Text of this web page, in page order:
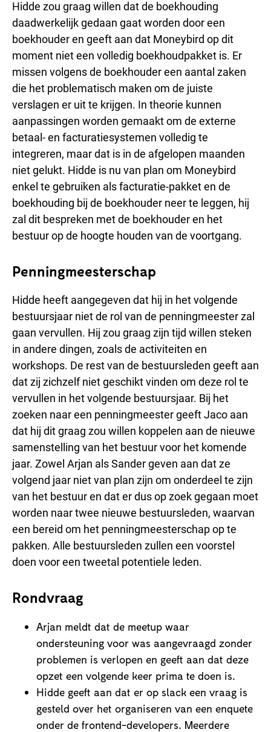
Hidde zou graag willen dat de boekhouding
daadwerkelijk gedaan gaat worden door een
boekhouder en geeft aan dat Moneybird op dit
moment niet een volledig boekhoudpakket is. Er
missen volgens de boekhouder een aantal zaken
die het problematisch maken om de juiste
verslagen er uit te krijgen. In theorie kunnen
aanpassingen worden gemaakt om de externe
betaal- en facturatiesystemen volledig te
integreren, maar dat is in de afgelopen maanden
niet gelukt. Hidde is nu van plan om Moneybird
enkel te gebruiken als facturatie-pakket en de
boekhouding bij de boekhouder neer te leggen, hij
zal dit bespreken met de boekhouder en het
bestuur op de hoogte houden van de voortgang.
Penningmeesterschap
Hidde heeft aangegeven dat hij in het volgende
bestuursjaar niet de rol van de penningmeester zal
gaan vervullen. Hij zou graag zijn tijd willen steken
in andere dingen, zoals de activiteiten en
workshops. De rest van de bestuursleden geeft aan
dat zij zichzelf niet geschikt vinden om deze rol te
vervullen in het volgende bestuursjaar. Bij het
zoeken naar een penningmeester geeft Jaco aan
dat hij dit graag zou willen koppelen aan de nieuwe
samenstelling van het bestuur voor het komende
jaar. Zowel Arjan als Sander geven aan dat ze
volgend jaar niet van plan zijn om onderdeel te zijn
van het bestuur en dat er dus op zoek gegaan moet
worden naar twee nieuwe bestuursleden, waarvan
een bereid om het penningmeesterschap op te
pakken. Alle bestuursleden zullen een voorstel
doen voor een tweetal potentiele leden.
Rondvraag
Arjan meldt dat de meetup waar
ondersteuning voor was aangevraagd zonder
problemen is verlopen en geeft aan dat deze
opzet een volgende keer prima te doen is.
Hidde geeft aan dat er op slack een vraag is
gesteld over het organiseren van een enquete
onder de frontend-developers. Meerdere